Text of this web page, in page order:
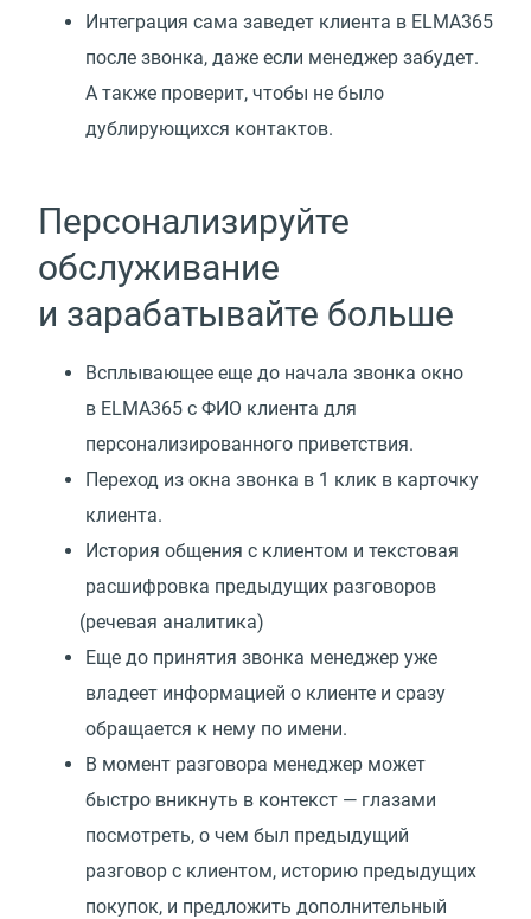
Интеграция сама заведет клиента в ELMA365
после звонка, даже если менеджер забудет.
А также проверит, чтобы не было
дублирующихся контактов.
Персонализируйте
обслуживание
и зарабатывайте больше
Всплывающее еще до начала звонка окно
в ELMA365 с ФИО клиента для
персонализированного приветствия.
Переход из окна звонка в 1 клик в карточку
клиента.
История общения с клиентом и текстовая
расшифровка предыдущих разговоров
(речевая аналитика)
Еще до принятия звонка менеджер уже
владеет информацией о клиенте и сразу
обращается к нему по имени.
В момент разговора менеджер может
быстро вникнуть в контекст — глазами
посмотреть, о чем был предыдущий
разговор с клиентом, историю предыдущих
покупок, и предложить дополнительный